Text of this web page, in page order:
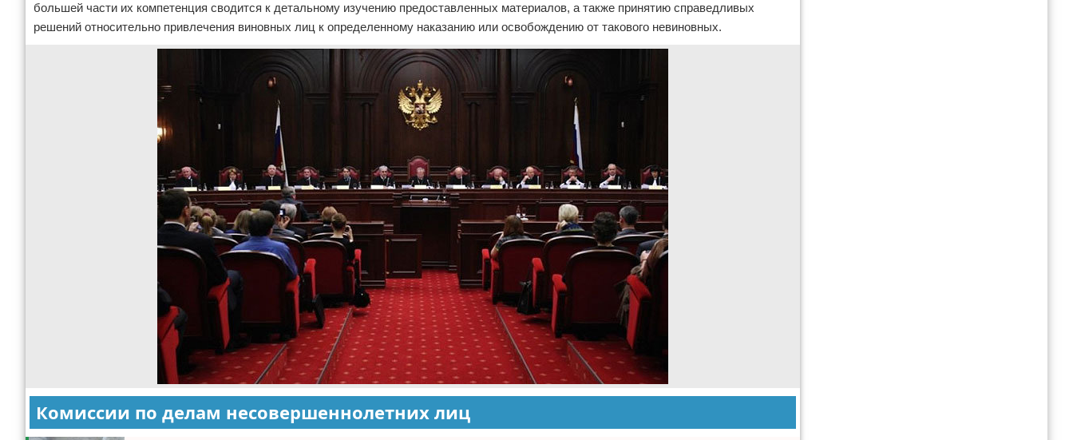
большей части их компетенция сводится к детальному изучению предоставленных материалов, а также принятию справедливых
решений относительно привлечения виновных лиц к определенному наказанию или освобождению от такового невиновных.
Комиссии по делам несовершеннолетних лиц